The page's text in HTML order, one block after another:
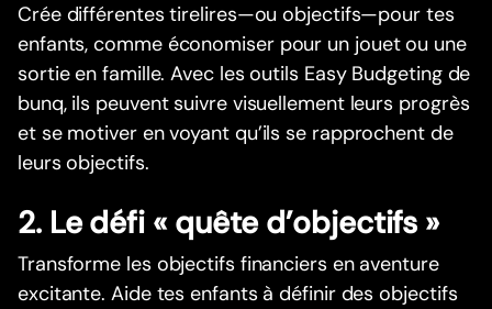
Crée différentes tirelires—ou objectifs—pour tes
enfants, comme économiser pour un jouet ou une
sortie en famille. Avec les outils Easy Budgeting de
bunq, ils peuvent suivre visuellement leurs progrès
et se motiver en voyant qu’ils se rapprochent de
leurs objectifs.
2. Le défi « quête d’objectifs »
Transforme les objectifs financiers en aventure
excitante. Aide tes enfants à définir des objectifs